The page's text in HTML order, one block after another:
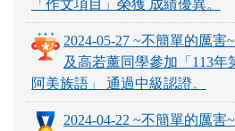
「作文項目」榮獲 成績優異。
2024-05-27 ~不簡單的厲
及高若薰同學參加「113年
阿美族語」 通過中級認證。
2024-04-22 ~不簡單的厲害